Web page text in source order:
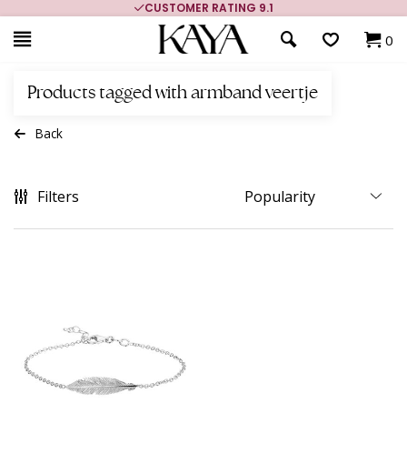
CUSTOMER RATING 9.1
0
Products tagged with armband veertje
Back
Filters